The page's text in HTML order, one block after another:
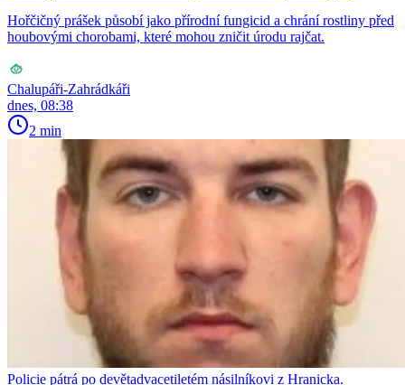
Hořčičný prášek působí jako přírodní fungicid a chrání rostliny před
houbovými chorobami, které mohou zničit úrodu rajčat.
Chalupáři-Zahrádkáři
dnes, 08:38
2 min
Policie pátrá po devětadvacetiletém násilníkovi z Hranicka.